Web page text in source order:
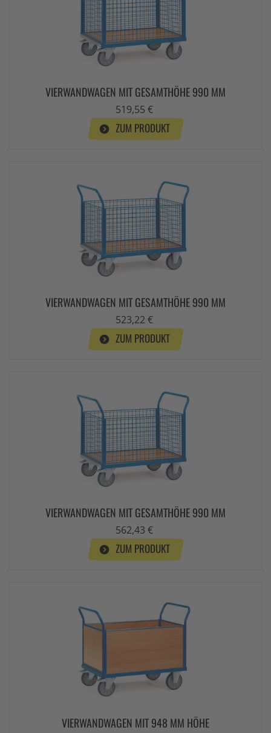
VIERWANDWAGEN MIT GESAMTHÖHE 990 MM
519,55 €
ZUM PRODUKT
VIERWANDWAGEN MIT GESAMTHÖHE 990 MM
523,22 €
ZUM PRODUKT
VIERWANDWAGEN MIT GESAMTHÖHE 990 MM
562,43 €
ZUM PRODUKT
VIERWANDWAGEN MIT 948 MM HÖHE